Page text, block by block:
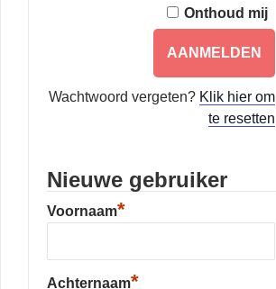
Onthoud mij
Wachtwoord vergeten? Klik hier om
te resetten
Nieuwe gebruiker
Voornaam*
Achternaam*